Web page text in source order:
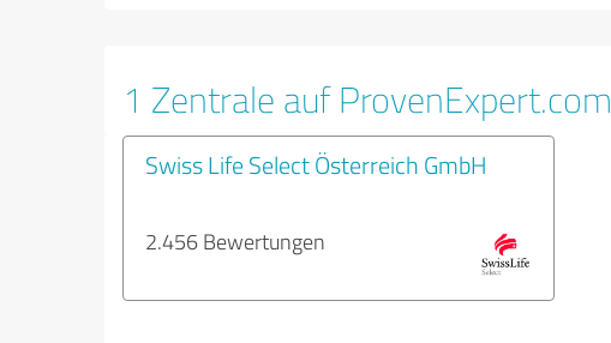
1 Zentrale auf ProvenExpert.com
Swiss Life Select Österreich GmbH
2.456 Bewertungen